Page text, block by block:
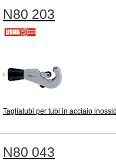
N80 203
Tagliatubi per tubi in acciaio
N80 043